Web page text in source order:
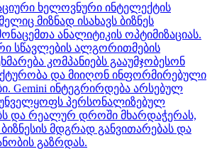
ხელოვნური ინტელექტის
მიზნად ისახავს ბიზნეს
ანალიტიკის ოპტიმიზაციას.
სწავლების ალგორითმების
კომპანიებს გააუმჯობესონ
და მიიღონ ინფორმირებული
Gemini ინტეგრირდება არსებულ
პერსონალიზებულ
და რეალურ დროში მხარდაჭერას,
მდგრად განვითარებას და
გაზრდას.